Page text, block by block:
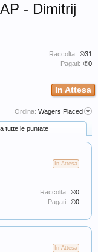
Raccolta: ℗31
Pagati: ℗0
- Dimitrij
In Attesa
Ordina: Wagers Placed
tutte le puntate
In Attesa
Raccolta: ℗0
Pagati: ℗0
In Attesa